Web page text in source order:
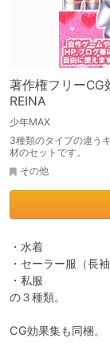
著作権フリーCG
REINA
少年MAX
3種類のタイプの違う
材のセットです。
その他
・水着
・セーラー服（長袖
・私服
の３種類。
CG効果集も同梱。